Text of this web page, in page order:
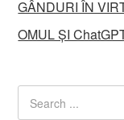
GÂNDURI ÎN
OMUL ȘI